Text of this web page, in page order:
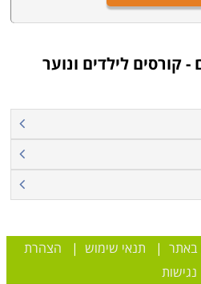
- קורסים לילדים ונוער
באתר | תנאי שימוש | הצהרת
נגישות